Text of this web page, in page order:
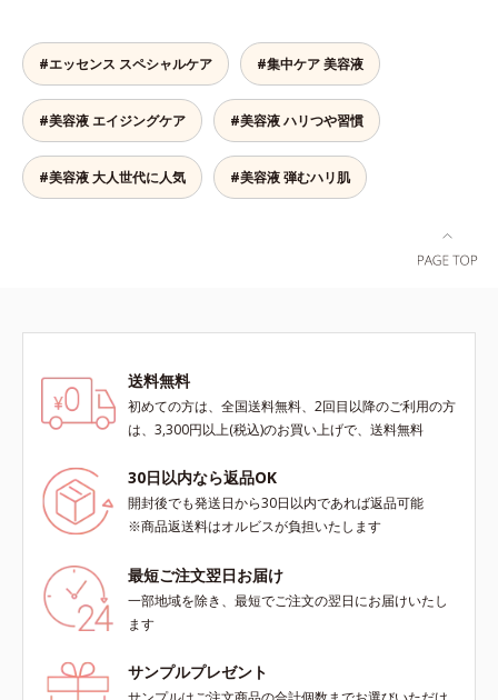
に使うのが効果的。より積極的な集
中エイジングケアで、もっちりとし
た、つややかな肌に出合えます。*
年齢に応じたお手入れのこと
2種類のヒアルロン酸が肌の外と内
から贅沢保湿。肌に素早くなじみ、
ここちよく肌を整えます。無油分だ
からこそ実現できたべたつかない使
いごこちで、つけた瞬間から、うる
おいとハリ感のある肌へ。目元はも
ちろん、乾燥が気になる小鼻や口元
#エッセンス スペシャルケア #集中ケア 美容液
#美容液 エイジングケア #美容液 ハリつや習慣
#美容液 大人世代に人気 #美容液 弾むハリ肌
送料無料
初めての方は、全国送料無料、2回目以降のご利用の方
は、3,300円以上(税込)のお買い上げで、送料無料
30日以内なら返品OK
開封後でも発送日から30日以内であれば返品可能
※商品返送料はオルビスが負担いたします
最短ご注文翌日お届け
一部地域を除き、最短でご注文の翌日にお届けいたし
ます
サンプルプレゼント